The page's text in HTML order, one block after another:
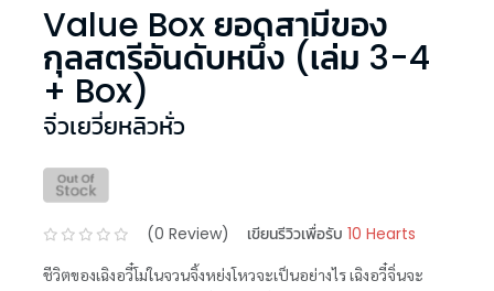
Value Box ยอดสามีของ
กุลสตรีอันดับหนึ่ง (เล่ม 3-4
+ Box)
จิ่วเยวี่ยหลิวหั่ว
(0 Review) เขียนรีวิวเพื่อรับ 10 Hearts
ชีวิตของเฉิงอวี๋โม่ในจวนจิ้งหย่งโหวจะเป็นอย่างไร เฉิงอวี๋จิ่นจะ